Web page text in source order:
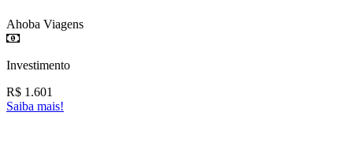
Ahoba Viagens
Investimento
R$ 1.601
Saiba mais!